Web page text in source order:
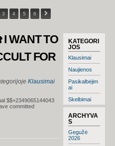
3 4 5 6
KATEGORI
JOS
Klausimai
Naujienos
Pasikalbėjim
ai
Skelbimai
ARCHYVA
S
Gegužė
2026
WANT TO
FOR
Klausimai
$$+2349065144043
committed